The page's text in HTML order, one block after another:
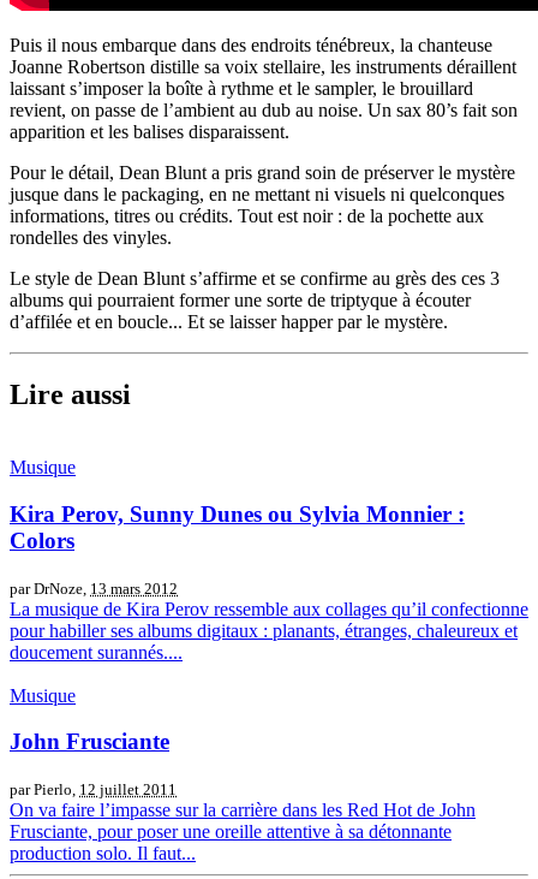
Puis il nous embarque dans des endroits ténébreux, la chanteuse
Joanne Robertson distille sa voix stellaire, les instruments déraillent
laissant s’imposer la boîte à rythme et le sampler, le brouillard
revient, on passe de l’ambient au dub au noise. Un sax 80’s fait son
apparition et les balises disparaissent.
Pour le détail, Dean Blunt a pris grand soin de préserver le mystère
jusque dans le packaging, en ne mettant ni visuels ni quelconques
informations, titres ou crédits. Tout est noir : de la pochette aux
rondelles des vinyles.
Le style de Dean Blunt s’affirme et se confirme au grès des ces 3
albums qui pourraient former une sorte de triptyque à écouter
d’affilée et en boucle... Et se laisser happer par le mystère.
Lire aussi
Musique
Kira Perov, Sunny Dunes ou Sylvia Monnier :
Colors
par DrNoze, 13 mars 2012
La musique de Kira Perov ressemble aux collages qu’il confectionne
pour habiller ses albums digitaux : planants, étranges, chaleureux et
doucement surannés....
Musique
John Frusciante
par Pierlo, 12 juillet 2011
On va faire l’impasse sur la carrière dans les Red Hot de John
Frusciante, pour poser une oreille attentive à sa détonnante
production solo. Il faut...